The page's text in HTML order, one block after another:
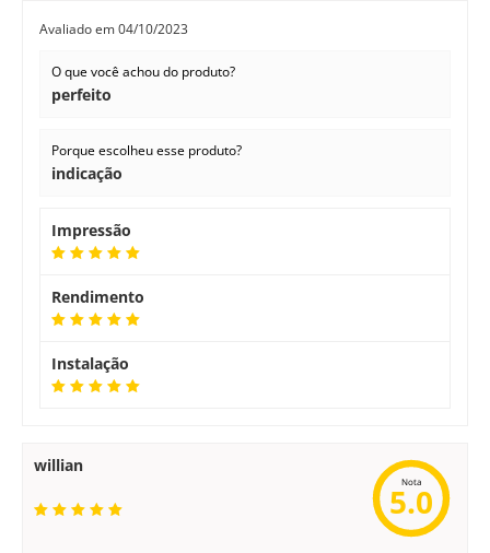
Avaliado em04/10/2023
O que você achou do produto?
perfeito
Porque escolheu esse produto?
indicação
Impressão
Rendimento
Instalação
willian
Nota
5.0